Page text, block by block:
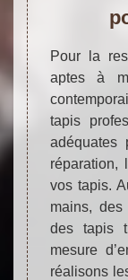
Pour la
aptes à
tapis
adéquates
réparation,
vos tapis.
mains,
des tapis
mesure
réalisons